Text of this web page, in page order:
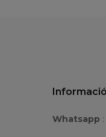
Whatsapp :